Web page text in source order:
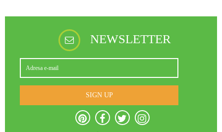
NEWSLETTER
SIGN UP